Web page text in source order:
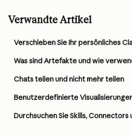
Verwandte Artikel
Was sind Artefakte und wie
Chats teilen und nicht mehr teilen